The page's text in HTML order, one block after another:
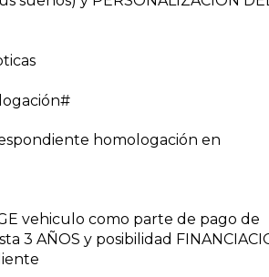
homologación en
vehiculo como parte de pago de
3 AÑOS y posibilidad